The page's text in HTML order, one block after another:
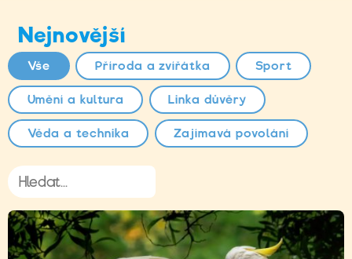
Nejnovější
Vše Příroda a zvířátka Sport
Umění a kultura Linka důvěry
Věda a technika Zajímavá povolání